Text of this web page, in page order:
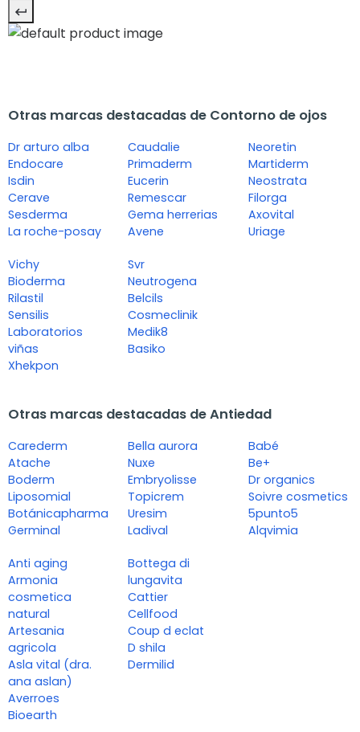
Otras marcas destacadas de Contorno de ojos
Dr arturo alba
Endocare
Isdin
Cerave
Sesderma
La roche-posay
Caudalie
Primaderm
Eucerin
Remescar
Gema herrerias
Avene
Neoretin
Martiderm
Neostrata
Filorga
Axovital
Uriage
Vichy
Bioderma
Rilastil
Sensilis
Laboratorios
viñas
Xhekpon
Svr
Neutrogena
Belcils
Cosmeclinik
Medik8
Basiko
Otras marcas destacadas de Antiedad
Carederm
Atache
Boderm
Liposomial
Botánicapharma
Germinal
Bella aurora
Nuxe
Embryolisse
Topicrem
Uresim
Ladival
Babé
Be+
Dr organics
Soivre cosmetics
5punto5
Alqvimia
Anti aging
Armonia
cosmetica
natural
Artesania
agricola
Asla vital (dra.
ana aslan)
Averroes
Bioearth
Bottega di
lungavita
Cattier
Cellfood
Coup d eclat
D shila
Dermilid